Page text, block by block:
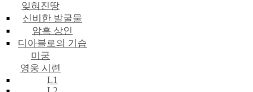
잊혀진땅
신비한 발굴물
암흑 상인
디아블로의 기습
미궁
영웅 시련
L1